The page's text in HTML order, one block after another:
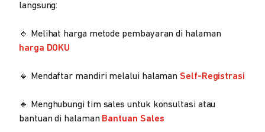
langsung:
🔹 Melihat harga metode pembayaran di halaman
harga DOKU
🔹 Mendaftar mandiri melalui halaman Self-Registrasi
🔹 Menghubungi tim sales untuk konsultasi atau
bantuan di halaman Bantuan Sales